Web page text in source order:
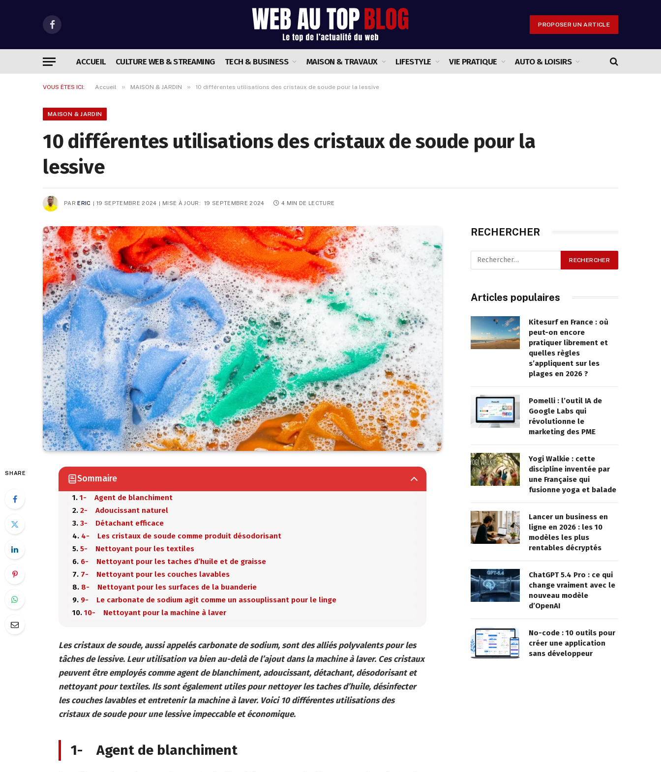
Facebook
PROPOSER UN ARTICLE
ACCUEIL CULTURE WEB & STREAMING TECH & BUSINESS MAISON & TRAVAUX LIFESTYLE VIE PRATIQUE AUTO & LOISIRS
VOUS ÊTES ICI: Accueil » MAISON & JARDIN » 10 différentes utilisations des cristaux de soude pour la lessive
MAISON & JARDIN
10 différentes utilisations des cristaux de soude pour la
lessive
PAR ERIC 19 SEPTEMBRE 2024 MISE À JOUR: 19 SEPTEMBRE 2024 4 MIN DE LECTURE
SHARE
Sommaire
1- Agent de blanchiment
2- Adoucissant naturel
3- Détachant efficace
4- Les cristaux de soude comme produit désodorisant
5- Nettoyant pour les textiles
6- Nettoyant pour les taches d’huile et de graisse
7- Nettoyant pour les couches lavables
8- Nettoyant pour les surfaces de la buanderie
9- Le carbonate de sodium agit comme un assouplissant pour le linge
10- Nettoyant pour la machine à laver
Les cristaux de soude, aussi appelés carbonate de sodium, sont des alliés polyvalents pour les
tâches de lessive. Leur utilisation va bien au-delà de l’ajout dans la machine à laver. Ces cristaux
peuvent être employés comme agent de blanchiment, adoucissant, détachant, désodorisant et
nettoyant pour textiles. Ils sont également utiles pour nettoyer les taches d’huile, désinfecter
les couches lavables et entretenir la machine à laver. Voici 10 différentes utilisations des
cristaux de soude pour une lessive impeccable et économique.
1- Agent de blanchiment
RECHERCHER
Articles populaires
Kitesurf en France : où
peut-on encore
pratiquer librement et
quelles règles
s’appliquent sur les
plages en 2026 ?
Pomelli : l’outil IA de
Google Labs qui
révolutionne le
marketing des PME
Yogi Walkie : cette
discipline inventée par
une Française qui
fusionne yoga et balade
Lancer un business en
ligne en 2026 : les 10
modèles les plus
rentables décryptés
ChatGPT 5.4 Pro : ce qui
change vraiment avec le
nouveau modèle
d’OpenAI
No-code : 10 outils pour
créer une application
sans développeur